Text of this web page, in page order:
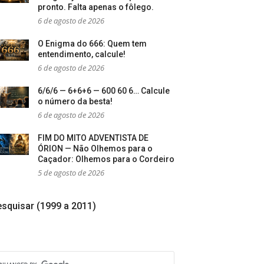
pronto. Falta apenas o fôlego.
6 de agosto de 2026
O Enigma do 666: Quem tem
entendimento, calcule!
6 de agosto de 2026
6/6/6 — 6+6+6 — 600 60 6… Calcule
o número da besta!
6 de agosto de 2026
FIM DO MITO ADVENTISTA DE
ÓRION — Não Olhemos para o
Caçador: Olhemos para o Cordeiro
5 de agosto de 2026
(1999 a 2011)